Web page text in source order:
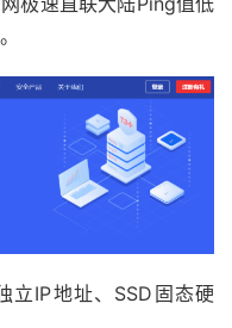
立IP地址、SSD固态硬